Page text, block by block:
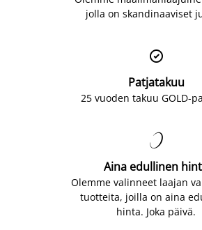
jolla on skandinaaviset

Patjatakuu
25 vuoden takuu GOLD-

Aina edullinen
Olemme valinneet laajan
tuotteita, joilla on aina
hinta. Joka päivä.